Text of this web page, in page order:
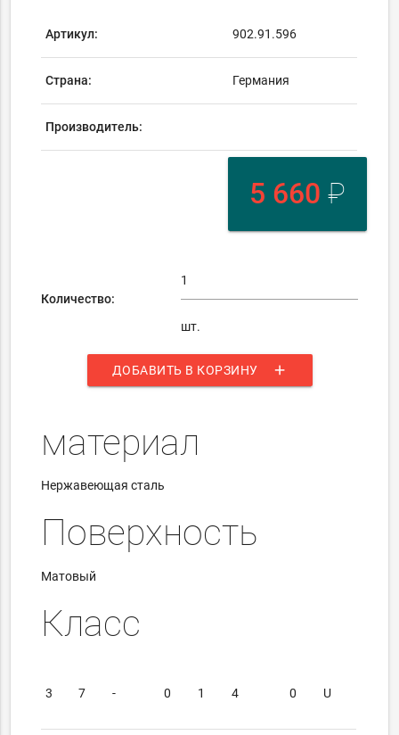
Артикул: 902.91.596
Страна: Германия
Производитель:
5 660 ₽
Количество:
шт.
ДОБАВИТЬ В КОРЗИНУ add
материал
Нержавеющая сталь
Поверхность
Матовый
Класс
3 7 - 0 1 4 0 U